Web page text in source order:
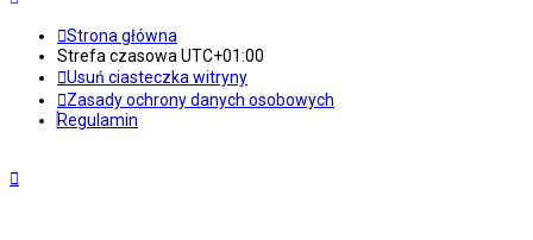
Strona główna
Strefa czasowaUTC+01:00
Usuń ciasteczka witryny
Zasady ochrony danych osobowych
Regulamin